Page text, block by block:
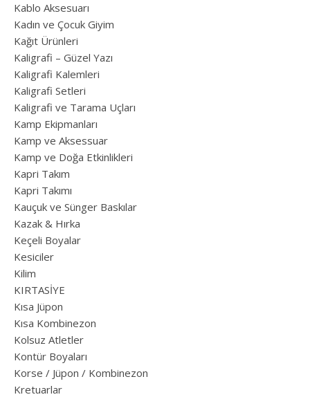
Kablo Aksesuarı
Kadın ve Çocuk Giyim
Kağıt Ürünleri
Kaligrafi – Güzel Yazı
Kaligrafi Kalemleri
Kaligrafi Setleri
Kaligrafi ve Tarama Uçları
Kamp Ekipmanları
Kamp ve Aksessuar
Kamp ve Doğa Etkinlikleri
Kapri Takım
Kapri Takımı
Kauçuk ve Sünger Baskılar
Kazak & Hırka
Keçeli Boyalar
Kesiciler
Kilim
KIRTASİYE
Kısa Jüpon
Kısa Kombinezon
Kolsuz Atletler
Kontür Boyaları
Korse / Jüpon / Kombinezon
Kretuarlar